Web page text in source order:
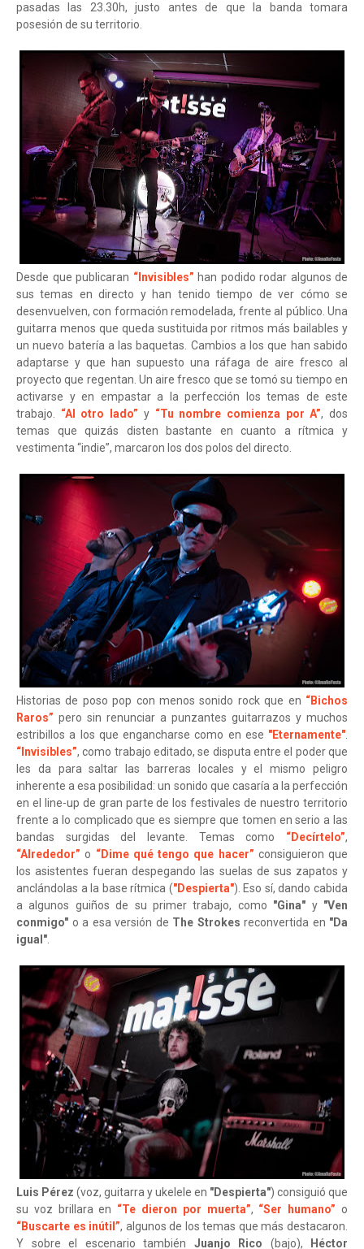
pasadas las 23.30h, justo antes de que la banda tomara
posesión de su territorio.
Desde que publicaran “Invisibles” han podido rodar algunos de
sus temas en directo y han tenido tiempo de ver cómo se
desenvuelven, con formación remodelada, frente al público. Una
guitarra menos que queda sustituida por ritmos más bailables y
un nuevo batería a las baquetas. Cambios a los que han sabido
adaptarse y que han supuesto una ráfaga de aire fresco al
proyecto que regentan. Un aire fresco que se tomó su tiempo en
activarse y en empastar a la perfección los temas de este
trabajo. “Al otro lado” y “Tu nombre comienza por A”, dos
temas que quizás disten bastante en cuanto a rítmica y
vestimenta “indie”, marcaron los dos polos del directo.
Historias de poso pop con menos sonido rock que en “Bichos
Raros” pero sin renunciar a punzantes guitarrazos y muchos
estribillos a los que engancharse como en ese "Eternamente".
“Invisibles”, como trabajo editado, se disputa entre el poder que
les da para saltar las barreras locales y el mismo peligro
inherente a esa posibilidad: un sonido que casaría a la perfección
en el line-up de gran parte de los festivales de nuestro territorio
frente a lo complicado que es siempre que tomen en serio a las
bandas surgidas del levante. Temas como “Decírtelo”,
“Alrededor” o “Dime qué tengo que hacer” consiguieron que
los asistentes fueran despegando las suelas de sus zapatos y
anclándolas a la base rítmica ("Despierta"). Eso sí, dando cabida
a algunos guiños de su primer trabajo, como "Gina" y "Ven
conmigo" o a esa versión de The Strokes reconvertida en "Da
igual".
Luis Pérez (voz, guitarra y ukelele en "Despierta") consiguió que
su voz brillara en “Te dieron por muerta”, “Ser humano” o
“Buscarte es inútil”, algunos de los temas que más destacaron.
Y sobre el escenario también Juanjo Rico (bajo), Héctor